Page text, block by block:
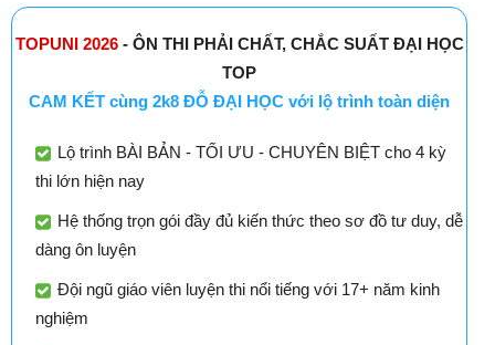
TOPUNI 2026- ÔN THI PHẢI CHẤT, CHẮC SUẤT ĐẠI HỌC
TOP
CAM KẾT cùng 2k8 ĐỖ ĐẠI HỌC với lộ trình toàn diện
Lộ trình BÀI BẢN - TỐI ƯU - CHUYÊN BIỆT cho 4 kỳ
thi lớn hiện nay
Hệ thống trọn gói đầy đủ kiến thức theo sơ đồ tư duy, dễ
dàng ôn luyện
Đội ngũ giáo viên luyện thi nổi tiếng với 17+ năm kinh
nghiệm